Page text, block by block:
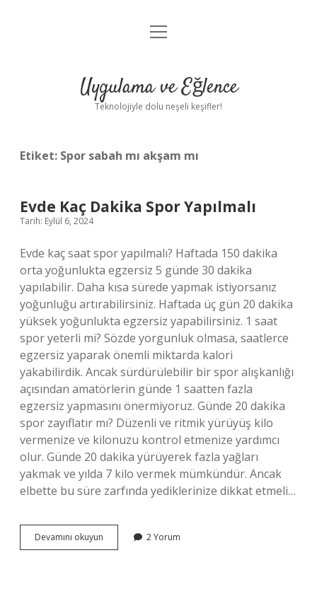
Anasayfa
Yasal Uyarı
menüyü
Uygulama ve Eğlence
Teknolojiyle dolu neşeli keşifler!
Etiket: Spor sabah mı akşam mı
Evde Kaç Dakika Spor Yapılmalı
Tarih: Eylül 6, 2024
Evde kaç saat spor yapılmalı? Haftada 150 dakika
orta yoğunlukta egzersiz 5 günde 30 dakika
yapılabilir. Daha kısa sürede yapmak istiyorsanız
yoğunluğu artırabilirsiniz. Haftada üç gün 20 dakika
yüksek yoğunlukta egzersiz yapabilirsiniz. 1 saat
spor yeterli mi? Sözde yorgunluk olmasa, saatlerce
egzersiz yaparak önemli miktarda kalori
yakabilirdik. Ancak sürdürülebilir bir spor alışkanlığı
açısından amatörlerin günde 1 saatten fazla
egzersiz yapmasını önermiyoruz. Günde 20 dakika
spor zayıflatır mı? Düzenli ve ritmik yürüyüş kilo
vermenize ve kilonuzu kontrol etmenize yardımcı
olur. Günde 20 dakika yürüyerek fazla yağları
yakmak ve yılda 7 kilo vermek mümkündür. Ancak
elbette bu süre zarfında yediklerinize dikkat etmeli…
Devamını okuyun
Kaç
2 Yorum